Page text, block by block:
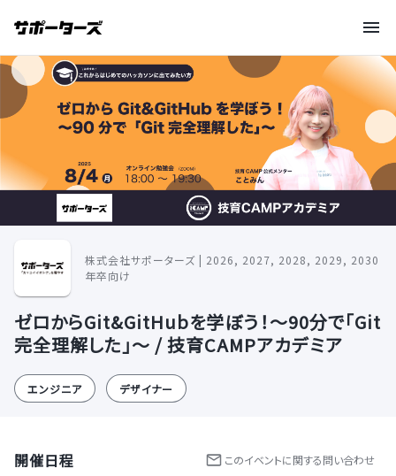
株式会社サポーターズ | 2026, 2027, 2028, 2029, 2030
年卒向け
ゼロからGit&GitHubを学ぼう！〜90分で「Git
完全理解した」〜 / 技育CAMPアカデミア
エンジニア デザイナー
開催日程 このイベントに関する問い合わせ